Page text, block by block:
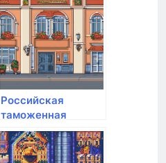
Российская
таможенная
академия им. В.Б.
Бобкова